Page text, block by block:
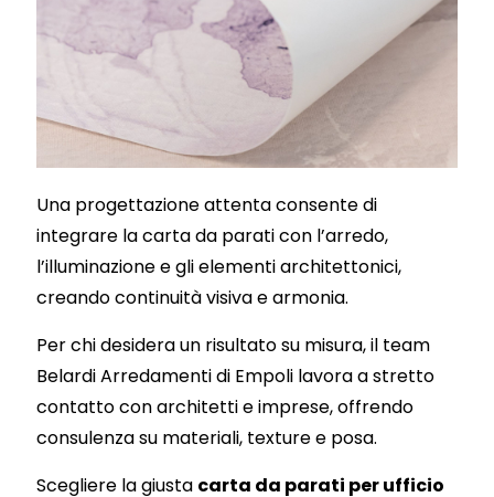
Una progettazione attenta consente di
integrare la carta da parati con l’arredo,
l’illuminazione e gli elementi architettonici,
creando continuità visiva e armonia.
Per chi desidera un risultato su misura, il team
Belardi Arredamenti di Empoli lavora a stretto
contatto con architetti e imprese, offrendo
consulenza su materiali, texture e posa.
Scegliere la giusta carta da parati per ufficio